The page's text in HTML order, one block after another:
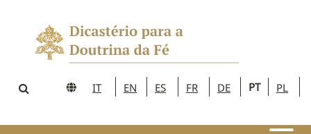
IT EN ES FR DE PT PL